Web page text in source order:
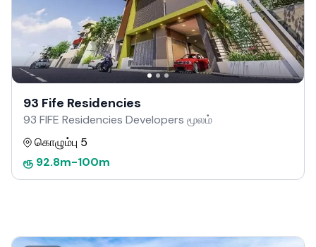
93 Fife Residencies
93 FIFE Residencies Developers மூலம்
கொழும்பு 5
ரூ 92.8m-100m